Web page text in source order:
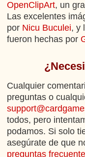
OpenClipArt, un
Las excelentes
por Nicu Buculei, y
fueron hechas por
Cualquier
preguntas o
todos, pero
podamos. Si solo
asegúrate de que
preguntas